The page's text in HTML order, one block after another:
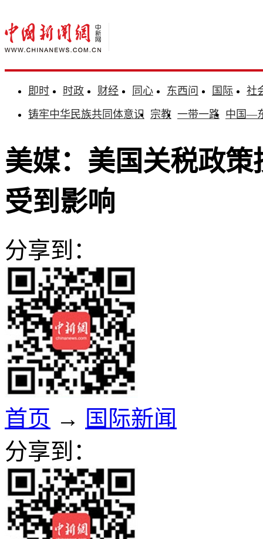
即时 时政 财经 同心 东西问 国际
社
铸牢中华民族共同体意识 宗教 一带一路 中国—
美媒：美国关税政
受到影响
分享到：
首页 → 国际新闻
分享到：